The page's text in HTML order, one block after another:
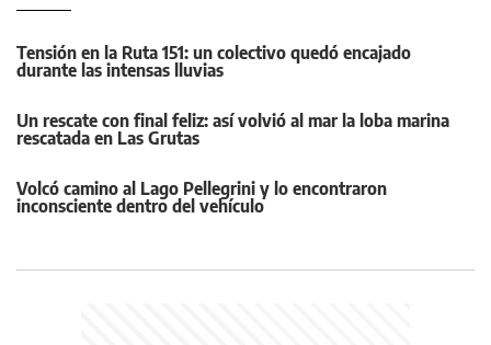
Tensión en la Ruta 151: un colectivo quedó encajado
durante las intensas lluvias
Un rescate con final feliz: así volvió al mar la loba marina
rescatada en Las Grutas
Volcó camino al Lago Pellegrini y lo encontraron
inconsciente dentro del vehículo